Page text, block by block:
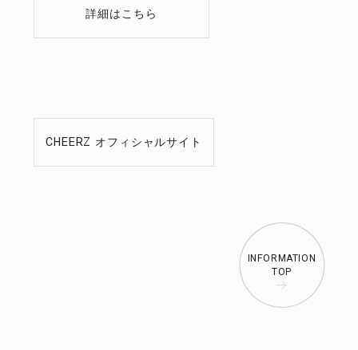
詳細はこちら
CHEERZ オフィシャルサイト
INFORMATION
TOP